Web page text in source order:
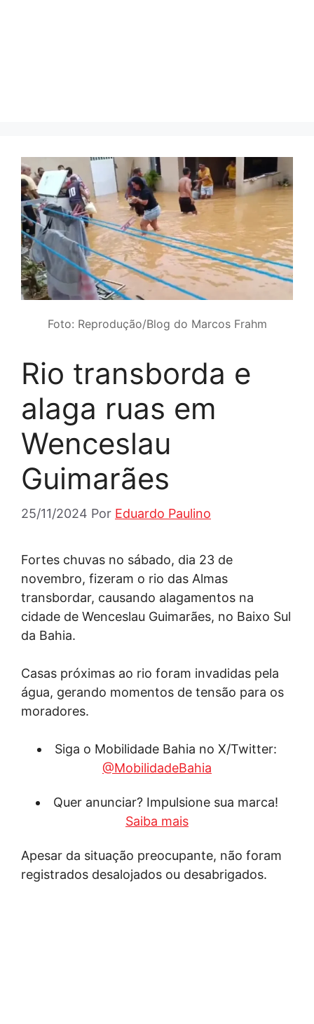
Foto: Reprodução/Blog do Marcos Frahm
Rio transborda e
alaga ruas em
Wenceslau
Guimarães
25/11/2024 Por Eduardo Paulino
Fortes chuvas no sábado, dia 23 de
novembro, fizeram o rio das Almas
transbordar, causando alagamentos na
cidade de Wenceslau Guimarães, no Baixo Sul
da Bahia.
Casas próximas ao rio foram invadidas pela
água, gerando momentos de tensão para os
moradores.
Siga o Mobilidade Bahia no X/Twitter:
@MobilidadeBahia
Quer anunciar? Impulsione sua marca!
Saiba mais
Apesar da situação preocupante, não foram
registrados desalojados ou desabrigados.